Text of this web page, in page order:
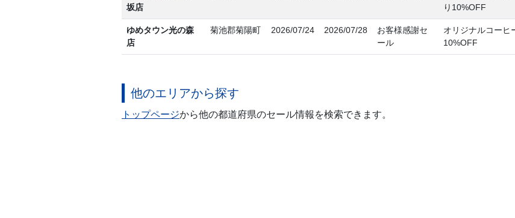
坂店
り10%OFF
ゆめタウン光の森
店
菊池郡菊陽町 2026/07/24 2026/07/28
お客様感謝セ
ール
オリジナルコーヒ
10%OFF
他のエリアから探す
トップページから他の都道府県のセール情報を検索できます。